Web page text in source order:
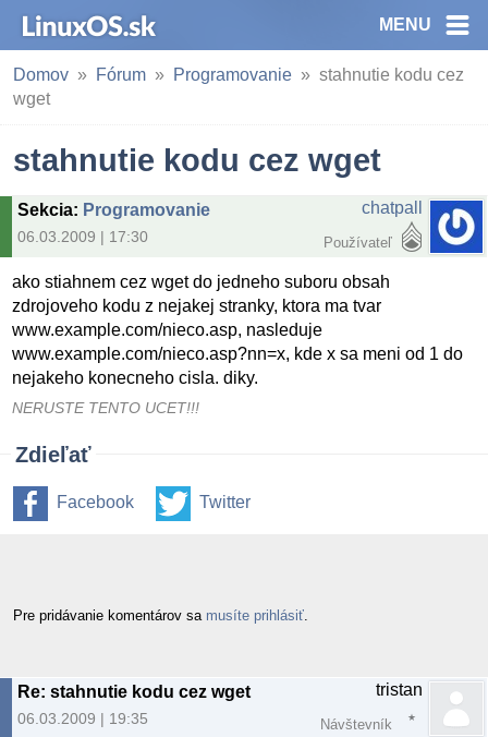
MENU
Domov Fórum Programovanie
stahnutie kodu cez
wget
stahnutie kodu cez wget
Sekcia: Programovanie
06.03.2009 | 17:30
chatpall
Používateľ
ako stiahnem cez wget do jedneho suboru obsah
zdrojoveho kodu z nejakej stranky, ktora ma tvar
www.example.com/nieco.asp, nasleduje
www.example.com/nieco.asp?nn=x, kde x sa meni od 1 do
nejakeho konecneho cisla. diky.
NERUSTE TENTO UCET!!!
Zdieľať
Facebook Twitter
Pre pridávanie komentárov sa musíte prihlásiť
Re: stahnutie kodu cez wget
06.03.2009 | 19:35
tristan
Návštevník